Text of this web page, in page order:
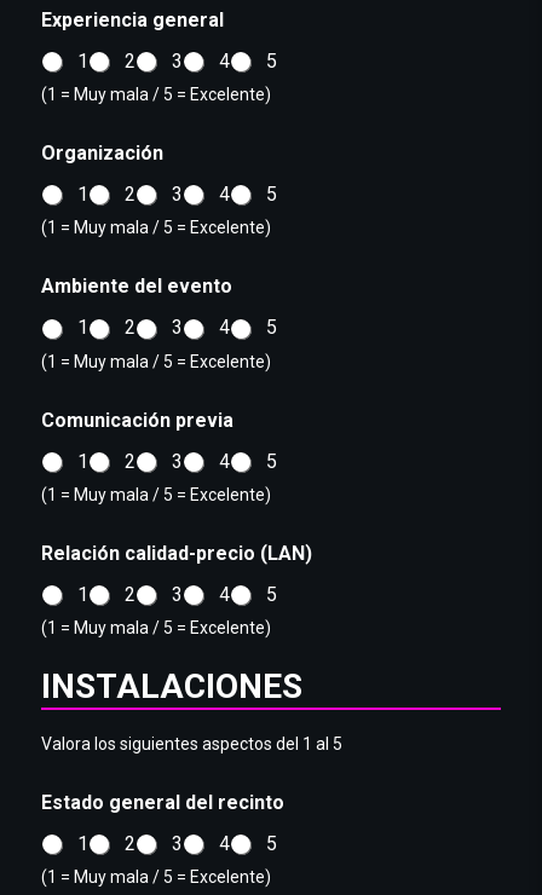
Experiencia general
1
2 3 4 5
(1 = Muy mala / 5 = Excelente)
Organización
1
2 3 4 5
(1 = Muy mala / 5 = Excelente)
Ambiente del evento
1
2 3 4 5
(1 = Muy mala / 5 = Excelente)
Comunicación previa
1
2 3 4 5
(1 = Muy mala / 5 = Excelente)
Relación calidad-precio (LAN)
1
2 3 4 5
(1 = Muy mala / 5 = Excelente)
INSTALACIONES
Valora los siguientes aspectos del 1 al 5
Estado general del recinto
1
2 3 4 5
(1 = Muy mala / 5 = Excelente)